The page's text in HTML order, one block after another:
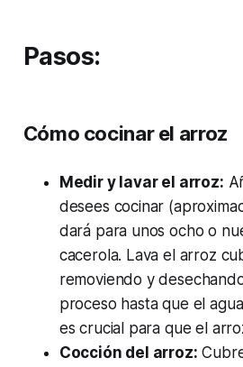
Pasos:
Cómo cocinar el arroz
Medir y lavar el arroz:
desees cocinar
dará para unos ocho o
cacerola. Lava el arroz
removiendo y
proceso hasta que el
es crucial para que el
Cocción del arroz: